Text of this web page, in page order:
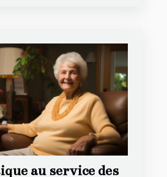
au service des